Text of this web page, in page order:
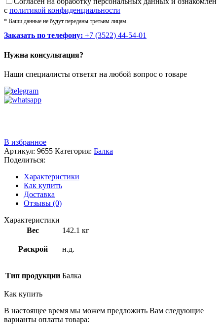
с политикой конфиденциальности
* Ваши данные не будут переданы третьим лицам.
Заказать по телефону: +7 (3522) 44-54-01
Нужна консультация?
Наши специалисты ответят на любой вопрос о товаре
В избранное
Артикул: 9655 Категория: Балка
Поделиться:
Характеристики
Как купить
Доставка
Отзывы (0)
Характеристики
Вес
142.1 кг
Раскрой н.д.
Тип продукции Балка
Как купить
В настоящее время мы можем предложить Вам следующие
варианты оплаты товара: